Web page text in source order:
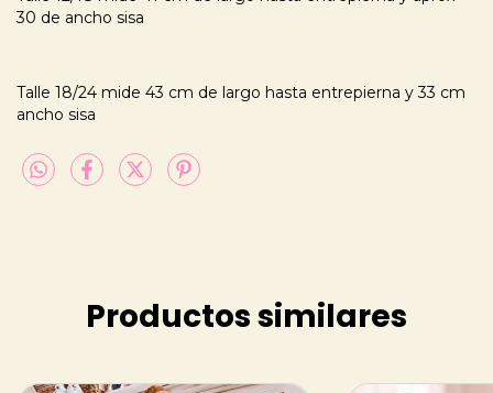
30 de ancho sisa
Talle 18/24 mide 43 cm de largo hasta entrepierna y 33 cm
ancho sisa
Productos similares